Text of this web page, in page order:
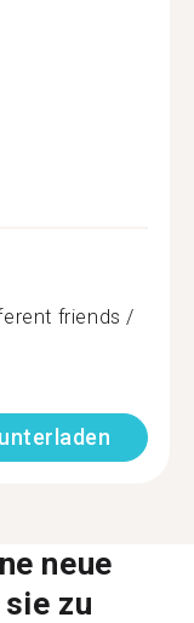
friends /
neue
zu